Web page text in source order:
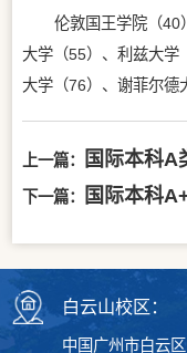
伦敦国王学院（40
大学（55）、利兹大学
大学（76）、谢菲尔德
上一篇： 国际本科A
下一篇： 国际本科
白云山校区：
中国广州市白云